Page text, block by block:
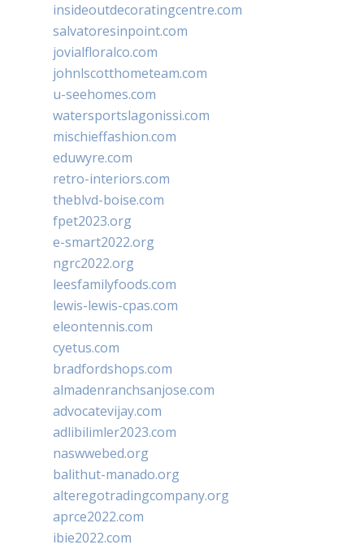
insideoutdecoratingcentre.com
salvatoresinpoint.com
jovialfloralco.com
johnlscotthometeam.com
u-seehomes.com
watersportslagonissi.com
mischieffashion.com
eduwyre.com
retro-interiors.com
theblvd-boise.com
fpet2023.org
e-smart2022.org
ngrc2022.org
leesfamilyfoods.com
lewis-lewis-cpas.com
eleontennis.com
cyetus.com
bradfordshops.com
almadenranchsanjose.com
advocatevijay.com
adlibilimler2023.com
naswwebed.org
balithut-manado.org
alteregotradingcompany.org
aprce2022.com
ibie2022.com